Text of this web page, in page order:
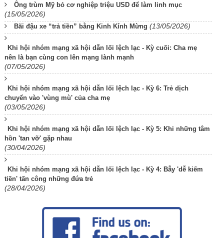
Ông trùm Mỹ bỏ cơ nghiệp triệu USD để làm linh mục
(15/05/2026)
Bãi đậu xe “trả tiền” bằng Kinh Kính Mừng (13/05/2026)
Khi hội nhóm mạng xã hội dẫn lối lệch lạc - Kỳ cuối: Cha mẹ
nên là bạn cùng con lên mạng lành mạnh
(07/05/2026)
Khi hội nhóm mạng xã hội dẫn lối lệch lạc - Kỳ 6: Trẻ dịch
chuyển vào 'vùng mù' của cha mẹ
(03/05/2026)
Khi hội nhóm mạng xã hội dẫn lối lệch lạc - Kỳ 5: Khi những tâm
hồn 'tan vỡ' gặp nhau
(30/04/2026)
Khi hội nhóm mạng xã hội dẫn lối lệch lạc - Kỳ 4: Bẫy 'dễ kiếm
tiền' tấn công những đứa trẻ
(28/04/2026)